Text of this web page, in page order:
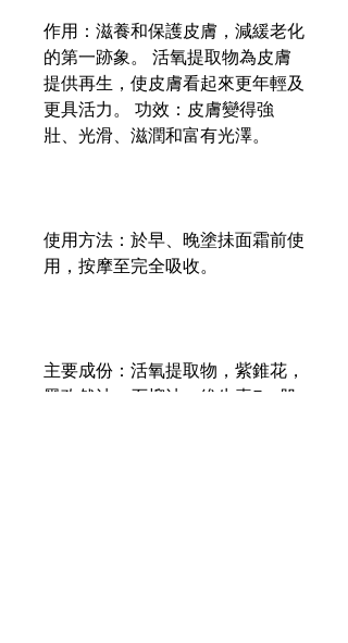
作用：滋養和保護皮膚，減緩老化
的第一跡象。 活氧提取物為皮膚
提供再生，使皮膚看起來更年輕及
更具活力。 功效：皮膚變得強
壯、光滑、滋潤和富有光澤。
使用方法：於早、晚塗抺面霜前使
用，按摩至完全吸收。
主要成份：活氧提取物，紫錐花，
黑孜然油，石榴油，維生素E，肌